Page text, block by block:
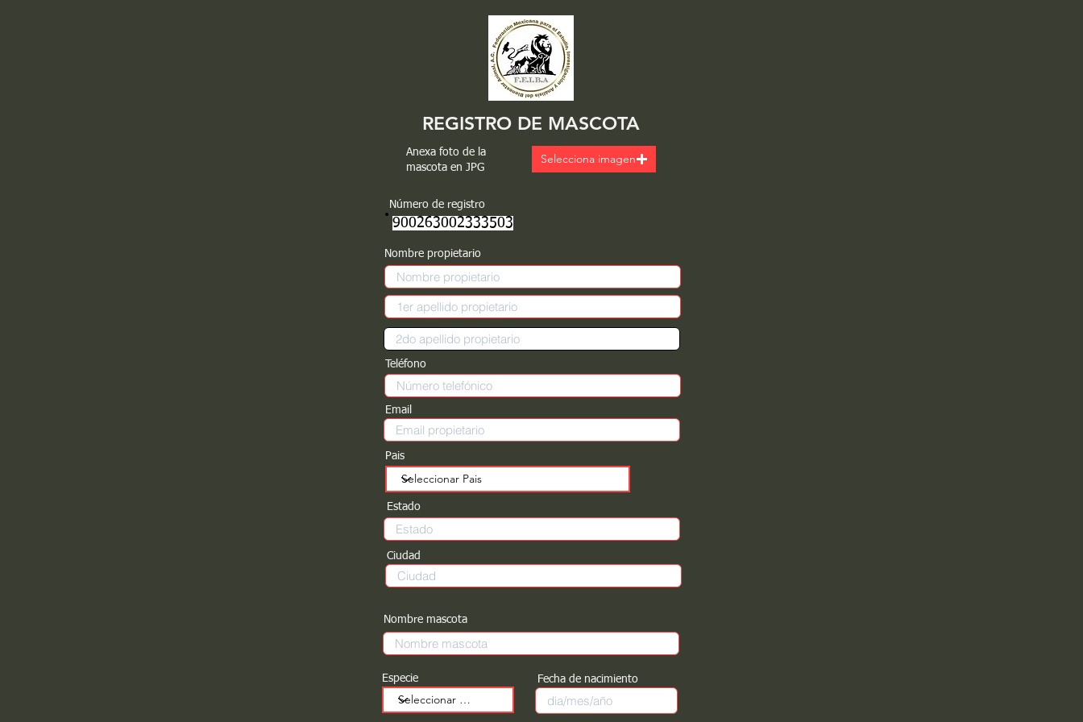
REGISTRO DE MASCOTA
Selecciona imagen
Anexa foto de la
mascota en JPG
Número de registro
900263002333503
Nombre propietario
Teléfono
Email
Pais
Estado
Ciudad
Nombre mascota
Especie Fecha de nacimiento